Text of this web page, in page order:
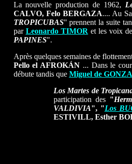
La nouvelle production de 1962,
CALVO, Felo BERGAZA.... Au
TROPICUBAS" prennent la suite
par Leonardo TIMOR et les voix
PAPINES".
Après quelques semaines de
Pello el AFROKÁN ... Dans le
débute tandis que Miguel de
Los Martes de
participation des "
VALDIVIA", "Los
ESTIVILL, Esther